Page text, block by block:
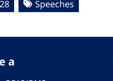
Speeches
a